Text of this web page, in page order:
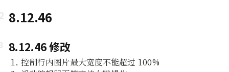
8.12.46
8.12.46 修改
控制行内图片最大宽度不能超过 100%